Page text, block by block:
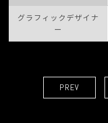
グラフィックデザイナ
ー
PREV